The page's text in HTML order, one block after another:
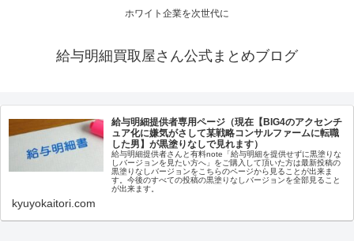
ホワイト企業を次世代に
給与明細買取屋さん公式まとめブログ
給与明細提供者専用ページ（現在【BIG4のアクセンチ
ュア化に嫌気がさして某戦略コンサルファームに転職
した男】が黒塗りなしで見れます）
給与明細提供者さんと有料note「給与明細を提供せずに黒塗りな
しバージョンを見たい方へ」をご購入して頂いた方は最新投稿の
黒塗りなしバージョンをこちらのページから見ることが出来ま
す。今後のすべての投稿の黒塗りなしバージョンを全部見ること
が出来ます。
kyuyokaitori.com